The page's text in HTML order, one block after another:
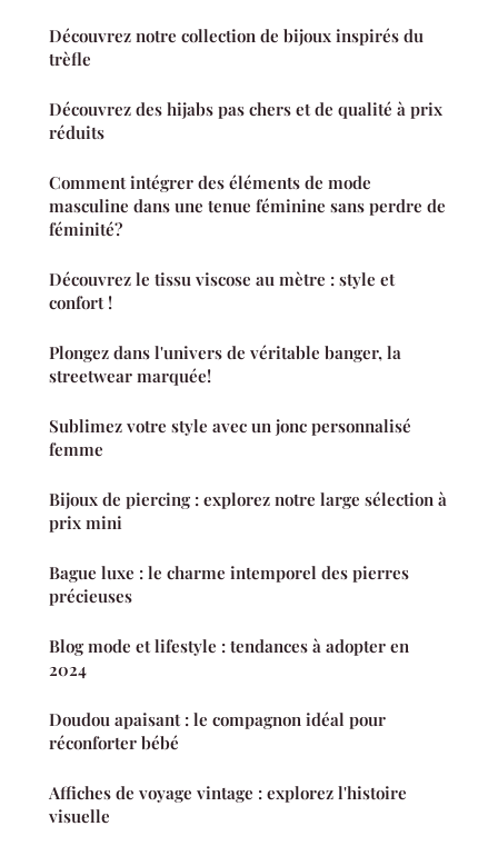
Découvrez notre collection de bijoux inspirés du
trèfle
Découvrez des hijabs pas chers et de qualité à prix
réduits
Comment intégrer des éléments de mode
masculine dans une tenue féminine sans perdre de
féminité?
Découvrez le tissu viscose au mètre : style et
confort !
Plongez dans l'univers de véritable banger, la
streetwear marquée!
Sublimez votre style avec un jonc personnalisé
femme
Bijoux de piercing : explorez notre large sélection à
prix mini
Bague luxe : le charme intemporel des pierres
précieuses
Blog mode et lifestyle : tendances à adopter en
2024
Doudou apaisant : le compagnon idéal pour
réconforter bébé
Affiches de voyage vintage : explorez l'histoire
visuelle